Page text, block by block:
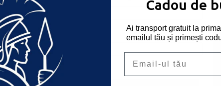
Parolă *Obligatoriu
Ține-mă minte
Cadou de
Ai transport gratuit la
emailul tău și primești